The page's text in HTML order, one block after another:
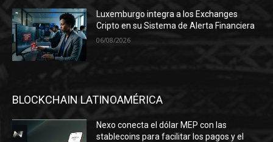
Luxemburgo integra a los Exchanges
Cripto en su Sistema de Alerta Financiera
06/08/2026
BLOCKCHAIN LATINOAMÉRICA
Nexo conecta el dólar MEP con las
stablecoins para facilitar los pagos y el